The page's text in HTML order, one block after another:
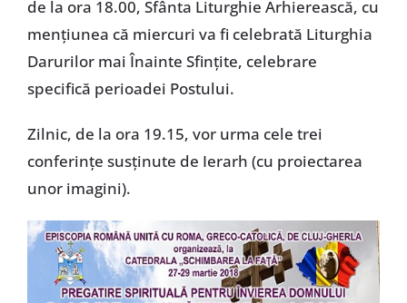
de la ora 18.00, Sfânta Liturghie Arhierească, cu
mențiunea că miercuri va fi celebrată Liturghia
Darurilor mai Înainte Sfințite, celebrare
specifică perioadei Postului.
Zilnic, de la ora 19.15, vor urma cele trei
conferințe susținute de Ierarh (cu proiectarea
unor imagini).